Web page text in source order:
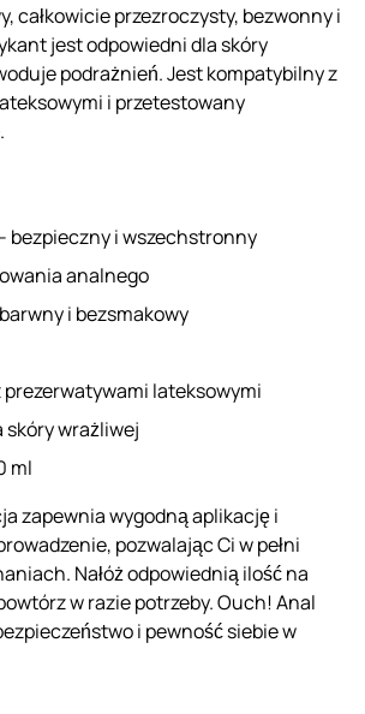
całkowicie przezroczysty, bezwonny i
jest odpowiedni dla skóry
podrażnień. Jest kompatybilny z
i przetestowany
bezpieczny i wszechstronny
analnego
i bezsmakowy
prezerwatywami lateksowymi
skóry wrażliwej
ml
zapewnia wygodną aplikację i
pozwalając Ci w pełni
Nałóż odpowiednią ilość na
w razie potrzeby. Ouch! Anal
i pewność siebie w